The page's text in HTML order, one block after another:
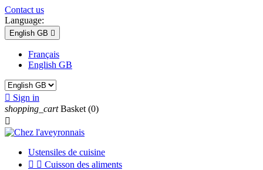
Contact us
Language:
English GB 
Français
English GB
 Sign in
shopping_cart Basket (0)

Ustensiles de cuisine
  Cuisson des aliments